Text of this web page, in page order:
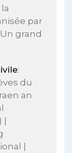
par
grand
:
du
an
|
|